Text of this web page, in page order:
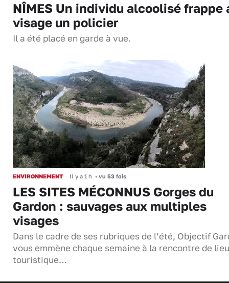
NÎMES Un individu alcoolisé frappe
visage un policier
Il a été placé en garde à vue.
ENVIRONNEMENT Il y a 1 h • vu 53 fois
LES SITES MÉCONNUS Gorges du
Gardon : sauvages aux multiples
visages
Dans le cadre de ses rubriques de l’été, Objectif
vous emmène chaque semaine à la rencontre de
touristique…